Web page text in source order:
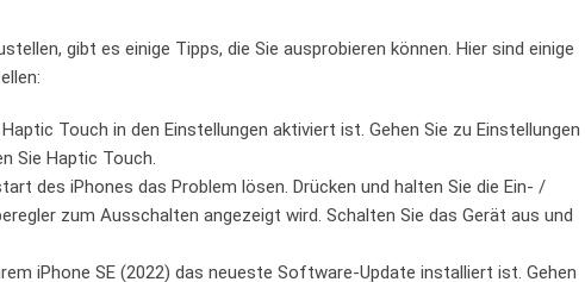
gibt es einige Tipps, die​ Sie ausprobieren⁤ können. Hier ⁢sind einige⁣
Touch in den‌ Einstellungen aktiviert ​ist. Gehen Sie zu Einstellungen​
Sie Haptic Touch.
des⁣ iPhones das Problem lösen. Drücken und halten Sie die Ein- /
zum Ausschalten angezeigt wird. Schalten ​Sie das Gerät aus ⁢und
iPhone SE​ (2022) das neueste Software-Update installiert⁢ ist. Gehen